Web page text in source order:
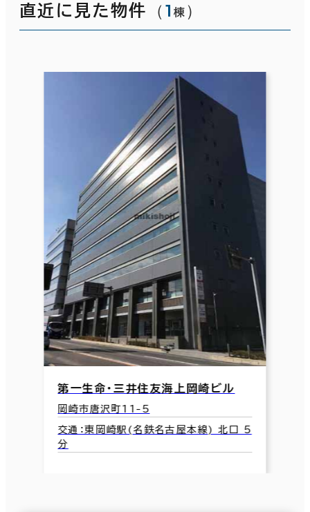
直近に見た物件 （1 棟 ）
第一生命・三井住友海上岡崎ビル
岡崎市唐沢町11-5
交通：東岡崎駅(名鉄名古屋本線) 北口 5
分